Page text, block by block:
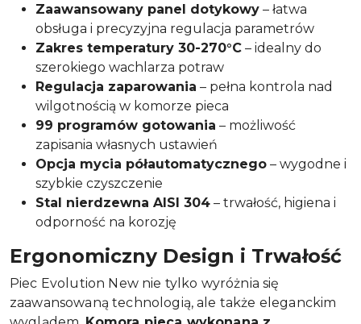
Zaawansowany panel dotykowy – łatwa
obsługa i precyzyjna regulacja parametrów
Zakres temperatury 30-270°C – idealny do
szerokiego wachlarza potraw
Regulacja zaparowania – pełna kontrola nad
wilgotnością w komorze pieca
99 programów gotowania – możliwość
zapisania własnych ustawień
Opcja mycia półautomatycznego – wygodne i
szybkie czyszczenie
Stal nierdzewna AISI 304 – trwałość, higiena i
odporność na korozję
Ergonomiczny Design i Trwałość
Piec Evolution New nie tylko wyróżnia się
zaawansowaną technologią, ale także eleganckim